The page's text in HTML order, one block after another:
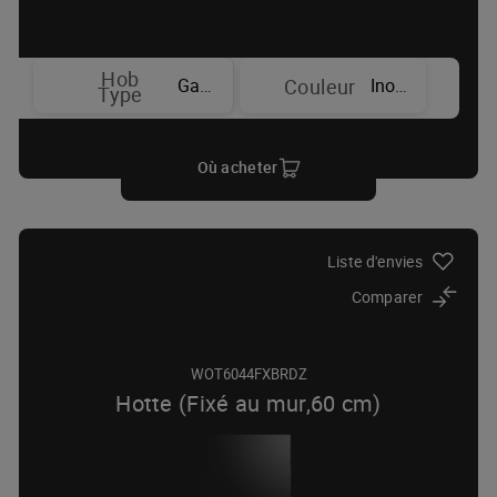
Hob
Type Gaz Couleur Inox
Où acheter
Liste d'envies
Comparer
WOT6044FXBRDZ
Hotte (Fixé au mur,60 cm)